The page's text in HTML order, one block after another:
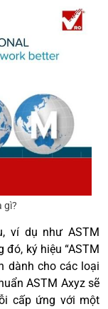
gì?
ví dụ như ASTM
đó, ký hiệu “ASTM
dành cho các loại
ASTM Axyz sẽ
cấp ứng với một